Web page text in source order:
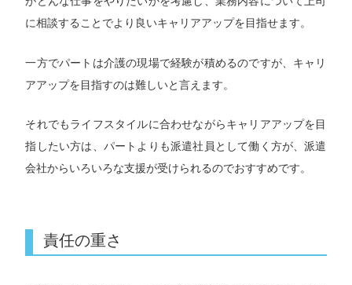
に相談することでより良いキャリアアップを目指せます。
一方でパートは介護の現場で経験が積めるのですが、キャリ
アアップを目指すのは難しいと言えます。
それでもライフスタイルに合わせながらキャリアアップを目
指したい方は、パートよりも派遣社員として働く方が、派遣
会社からいろいろな支援が受けられるのでおすすめです。
責任の重さ